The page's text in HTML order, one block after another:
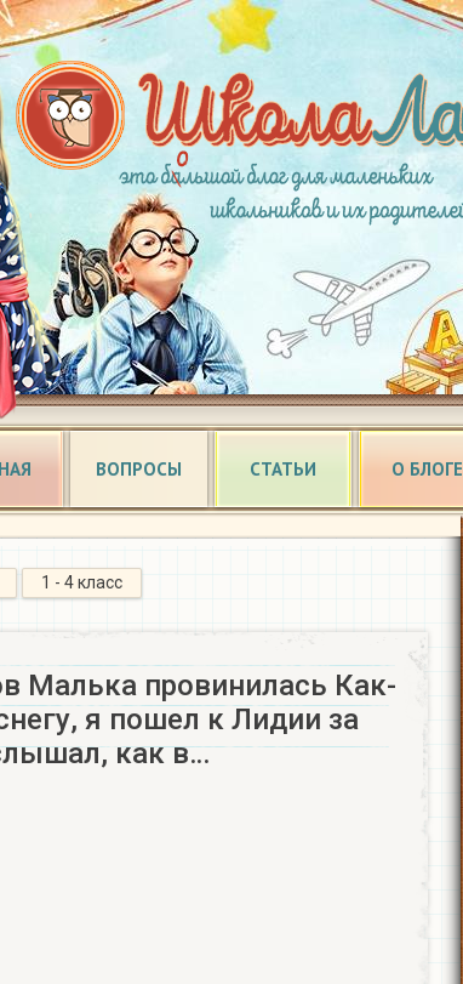
ВОПРОСЫ СТАТЬИ О БЛОГЕ
1 - 4 класс
Малька провинилась Как-
я пошел к Лидии за
как в…